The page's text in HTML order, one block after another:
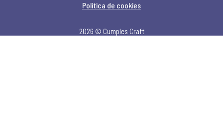
Política de cookies
2026 © Cumples Craft